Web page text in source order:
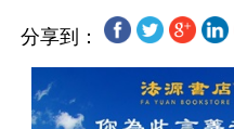
分享到：